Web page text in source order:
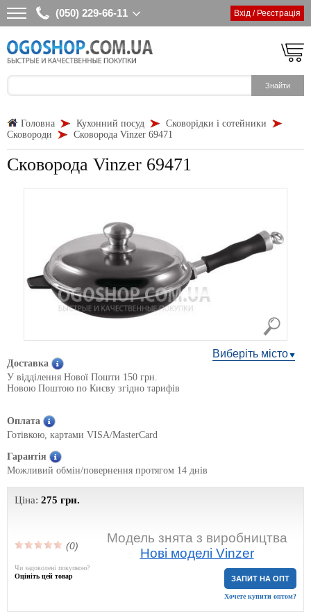
(050) 229-66-11 Вхід / Реєстрація
Головна Кухонний посуд
Сковорідки і сотейники
Сковороди
Сковорода Vinzer 69471
Сковорода Vinzer 69471
Виберіть місто
Доставка
У відділення Нової Пошти 150 грн.
Новою Поштою по Києву згідно тарифів
Оплата
Готівкою, картами VISA/MasterCard
Гарантія
Можливий обмін/повернення протягом 14 днів
Ціна: 275 грн.
(0)
Модель знята з виробництва
Нові моделі Vinzer
ЗАПИТ НА ОПТ
Хочете купити оптом?
Чи задоволені покупкою?
Оцініть цей товар